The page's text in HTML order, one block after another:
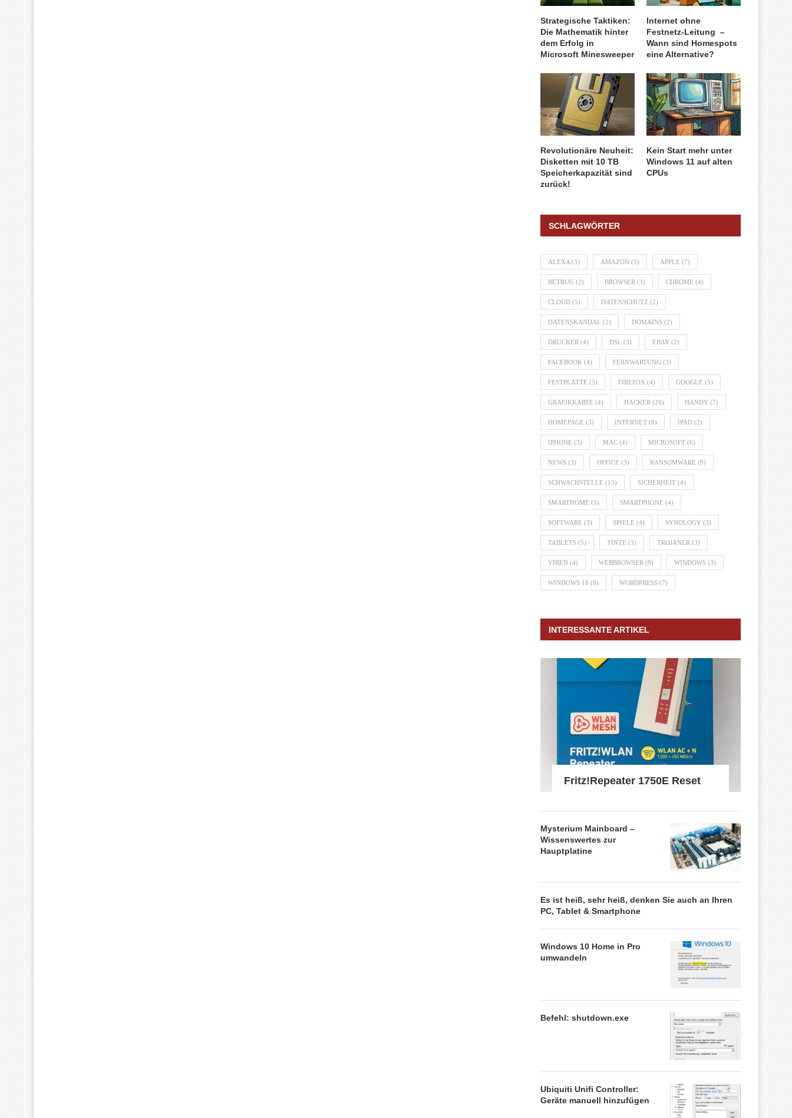
Strategische Taktiken:
Die Mathematik hinter
dem Erfolg in
Microsoft Minesweeper
Internet ohne
Festnetz-Leitung –
Wann sind Homespots
eine Alternative?
Revolutionäre Neuheit:
Disketten mit 10 TB
Speicherkapazität sind
zurück!
Kein Start mehr unter
Windows 11 auf alten
CPUs
SCHLAGWÖRTER
ALEXA (3) AMAZON (5) APPLE (7)
BETRUG (2) BROWSER (3) CHROME (4)
CLOUD (5) DATENSCHUTZ (2)
DATENSKANDAL (2) DOMAINS (2)
DRUCKER (4) DSL (3) EBAY (2)
FACEBOOK (4) FERNWARTUNG (3)
FESTPLATTE (5) FIREFOX (4) GOOGLE (5)
GRAFIKKARTE (4) HACKER (20) HANDY (7)
HOMEPAGE (3) INTERNET (8) IPAD (2)
IPHONE (3) MAC (4) MICROSOFT (6)
NEWS (3) OFFICE (3) RANSOMWARE (9)
SCHWACHSTELLE (15) SICHERHEIT (4)
SMARTHOME (5) SMARTPHONE (4)
SOFTWARE (3) SPIELE (4) SYNOLOGY (3)
TABLETS (5) TINTE (3) TROJANER (3)
VIREN (4) WEBBROWSER (9) WINDOWS (3)
WINDOWS 10 (8) WORDPRESS (7)
INTERESSANTE ARTIKEL
Fritz!Repeater 1750E Reset
Mysterium Mainboard –
Wissenswertes zur
Hauptplatine
Es ist heiß, sehr heiß, denken Sie auch an Ihren
PC, Tablet & Smartphone
Windows 10 Home in Pro
umwandeln
Befehl: shutdown.exe
Ubiquiti Unifi Controller:
Geräte manuell hinzufügen